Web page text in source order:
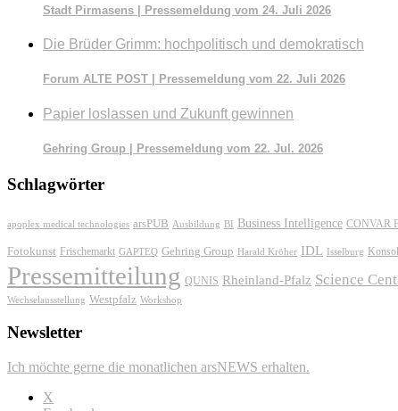
Stadt Pirmasens | Pressemeldung vom 24. Juli 2026
Die Brüder Grimm: hochpolitisch und demokratisch
Forum ALTE POST | Pressemeldung vom 22. Juli 2026
Papier loslassen und Zukunft gewinnen
Gehring Group | Pressemeldung vom 22. Jul. 2026
Schlagwörter
apoplex medical technologies arsPUB Ausbildung BI Business Intelligence CONVAR
Fotokunst Frischemarkt GAPTEQ Gehring Group Harald Kröher IDL Isselburg
Pressemitteilung QUNIS Rheinland-Pfalz Science
Wechselausstellung Westpfalz Workshop
Newsletter
Ich möchte gerne die monatlichen arsNEWS erhalten.
X